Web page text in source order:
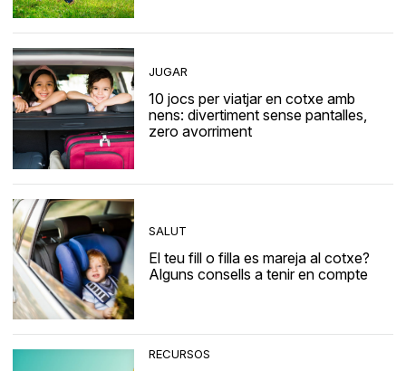
JUGAR
10 jocs per viatjar en cotxe amb
nens: divertiment sense pantalles,
zero avorriment
SALUT
El teu fill o filla es mareja al cotxe?
Alguns consells a tenir en compte
RECURSOS